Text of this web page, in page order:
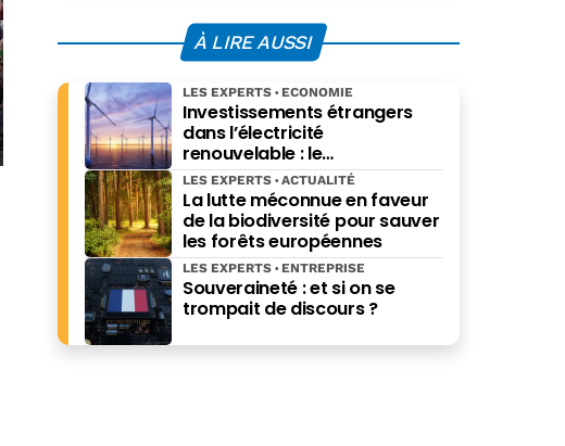
À LIRE AUSSI
Investissements étrangers
dans l’électricité
renouvelable : le
gouvernement au pied du
mur
LES EXPERTS ECONOMIE
La lutte méconnue en faveur
de la biodiversité pour sauver
les forêts européennes
LES EXPERTS ACTUALITÉ
Souveraineté : et si on se
trompait de discours ?
LES EXPERTS ENTREPRISE